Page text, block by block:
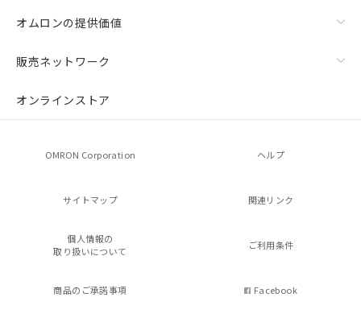
オムロンの提供価値
販売ネットワーク
オンラインストア
OMRON Corporation ヘルプ
サイトマップ 関連リンク
個人情報の
取り扱いについて
ご利用条件
商品のご承諾事項 Facebook